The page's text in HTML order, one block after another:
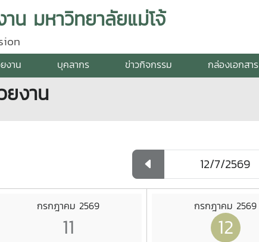
น มหาวิทยาลัยแม่โจ้
งาน บุคลากร ข่าวกิจกรรม กล่องเอกสาร
งาน
กรกฎาคม 2569
11
กรกฎาคม 2569
12